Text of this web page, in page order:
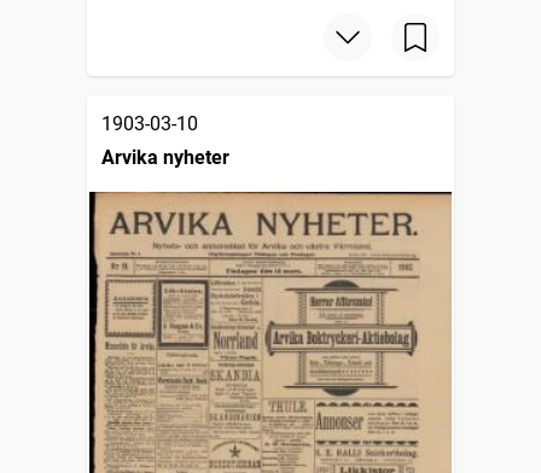
1903-03-10
Arvika nyheter